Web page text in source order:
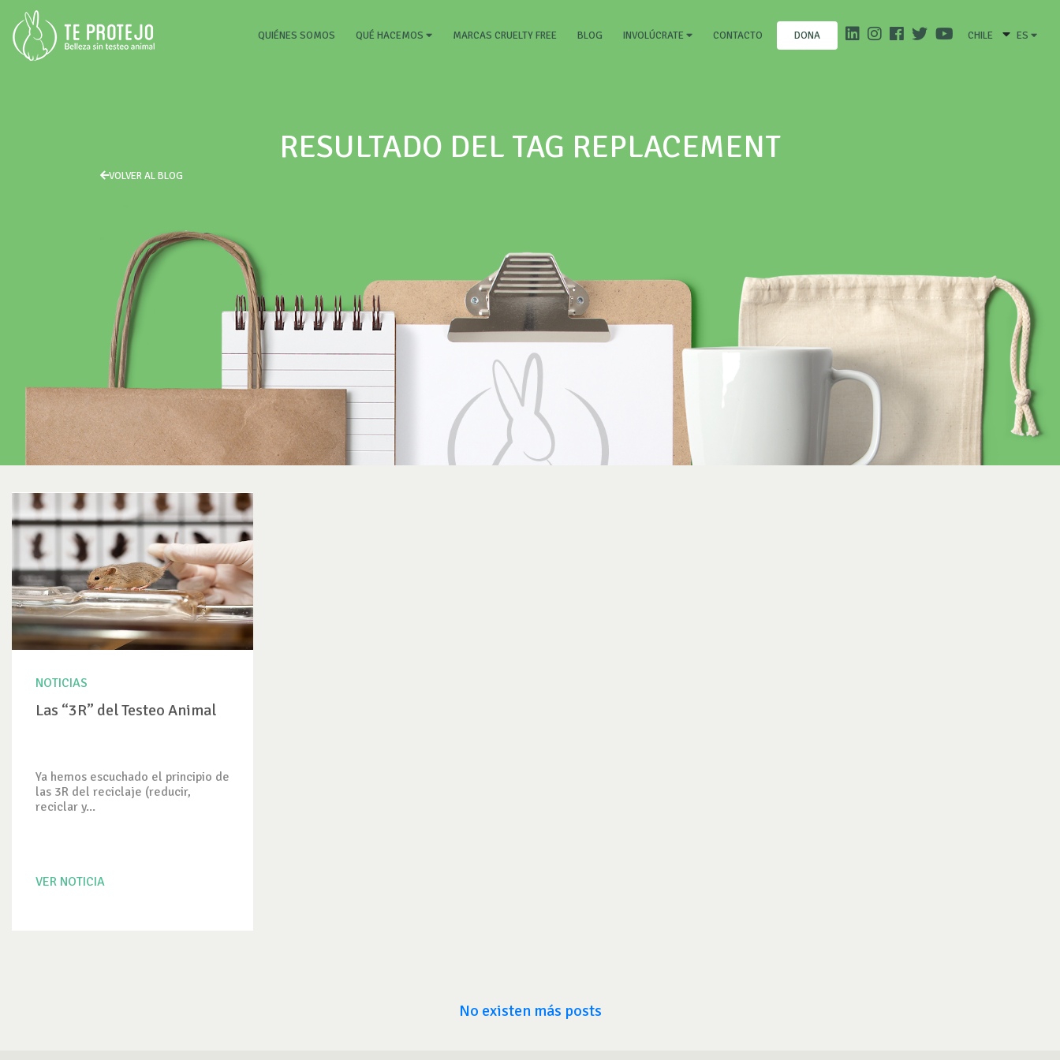
QUIÉNES SOMOS (CURRENT)
QUÉ HACEMOS MARCAS CRUELTY FREE BLOG INVOLÚCRATE CONTACTO DONA CHILE ES
RESULTADO DEL TAG REPLACEMENT
VOLVER AL BLOG
NOTICIAS
Las “3R” del Testeo Animal
Ya hemos escuchado el principio de
las 3R del reciclaje (reducir,
reciclar y...
VER NOTICIA
No existen más posts